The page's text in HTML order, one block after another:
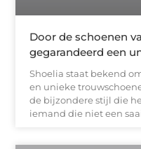
Door de schoenen
gegarandeerd een
Shoelia staat bekend
en unieke
de bijzondere stijl die
iemand die niet een